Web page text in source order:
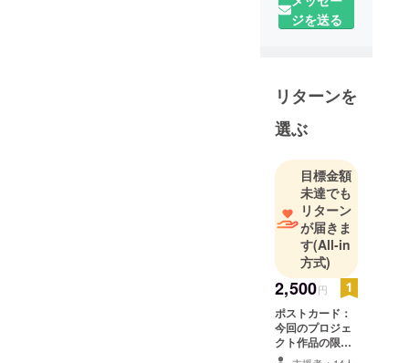
空間表現、
ペインティ
多様な制作
きたアー
商業空間や
イベント、
ブランド案
件などにお
いては、
クライアン
トの意向を
丁寧に汲み
取りなが
ジを送る
リターンを
選ぶ
目標金額
未達でも
リターン
が届きま
す(All-in
方式)
2,500円
ポストカード：
今回のプロジェ
クト作品の限定
ポストカードを